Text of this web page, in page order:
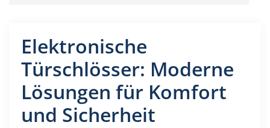
Elektronische
Türschlösser: Moderne
Lösungen für Komfort
und Sicherheit